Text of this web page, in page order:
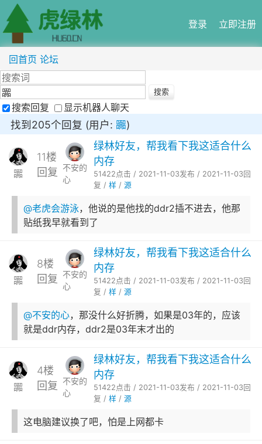
登录 立即注册
回首页 论坛
搜索回复 显示机器人聊天
找到205个回复 (用户: 嚻)
嚻
11楼
回复 不安的
心
绿林好友，帮我看下我这适合什么
内存
51422点击 / 2021-11-03发布 / 2021-11-03回
复 / 样/ 源
@老虎会游泳，他说的是他找的ddr2插不进去，他那
贴纸我早就看到了
嚻
8楼
回复 不安的
心
绿林好友，帮我看下我这适合什么
内存
51422点击 / 2021-11-03发布 / 2021-11-03回
复 / 样/ 源
@不安的心，那没什么好折腾，如果是03年的，应该
就是ddr内存，ddr2是03年末才出的
嚻
4楼
回复 不安的
心
绿林好友，帮我看下我这适合什么
内存
51422点击 / 2021-11-03发布 / 2021-11-03回
复 / 样/ 源
这电脑建议换了吧，怕是上网都卡